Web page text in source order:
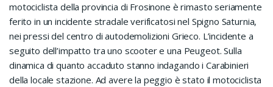
motociclista della provincia di Frosinone è rimasto seriamente
ferito in un incidente stradale verificatosi nel Spigno Saturnia,
nei pressi del centro di autodemolizioni Grieco. L’incidente a
seguito dell’impatto tra uno scooter e una Peugeot. Sulla
dinamica di quanto accaduto stanno indagando i Carabinieri
della locale stazione. Ad avere la peggio è stato il motociclista